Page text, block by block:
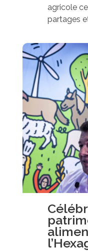
agricole
partages